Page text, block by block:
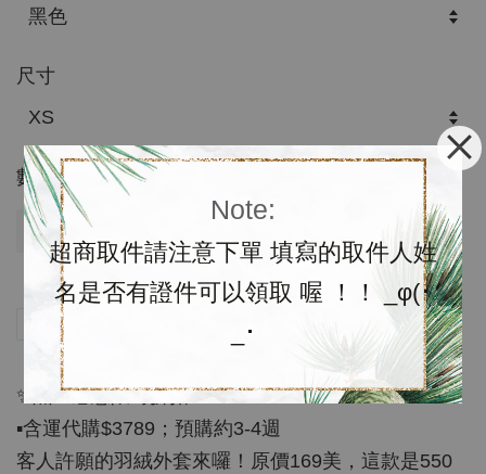
Note:
超商取件請注意下單 填寫的取件人姓
名是否有證件可以領取 喔 ！！ _φ(･
_･
尺寸
數量
售完
分享 LINE
✨黑五感恩限時折扣✨
▪️含運代購$3789；預購約3-4週
客人許願的羽絨外套來囉！原價169美，這款是550